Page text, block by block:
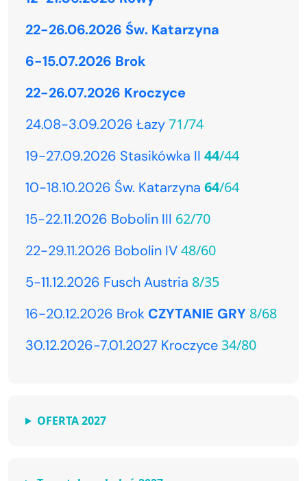
22-26.06.2026 Św. Katarzyna
6-15.07.2026 Brok
22-26.07.2026 Kroczyce
24.08-3.09.2026 Łazy71/74
19-27.09.2026 Stasikówka II 44/44
10-18.10.2026 Św. Katarzyna 64/64
15-22.11.2026 Bobolin III 62/70
22-29.11.2026 Bobolin IV48/60
5-11.12.2026 Fusch Austria 8/35
16-20.12.2026 Brok CZYTANIE GRY 8/68
30.12.2026-7.01.2027 Kroczyce34/80
OFERTA 2027